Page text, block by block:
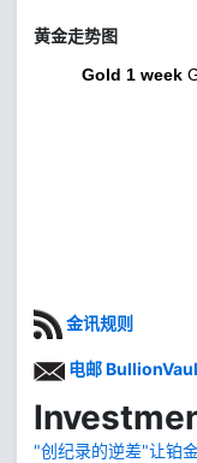
黄金走势图
Gold 1 week
金讯规则
电邮
"创纪录的逆差"让铂